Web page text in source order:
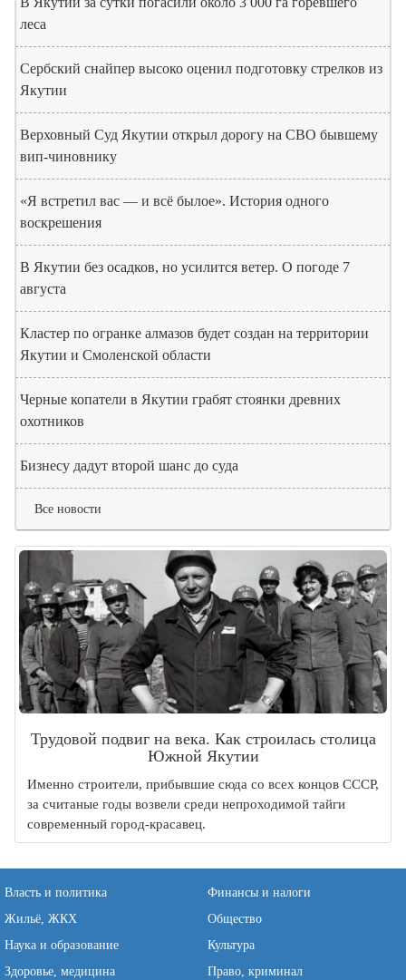
леса
Сербский снайпер высоко оценил подготовку стрелков из
Якутии
Верховный Суд Якутии открыл дорогу на СВО бывшему
вип-чиновнику
«Я встретил вас — и всё былое». История одного
воскрешения
В Якутии без осадков, но усилится ветер. О погоде 7
августа
Кластер по огранке алмазов будет создан на территории
Якутии и Смоленской области
Черные копатели в Якутии грабят стоянки древних
охотников
Бизнесу дадут второй шанс до суда
Все новости
Трудовой подвиг на века. Как строилась столица
Южной Якутии
Именно строители, прибывшие сюда со всех концов СССР,
за считаные годы возвели среди непроходимой тайги
современный город-красавец.
Власть и политика
Финансы и налоги
Жильё, ЖКХ
Общество
Наука и образование
Культура
Здоровье, медицина
Право, криминал